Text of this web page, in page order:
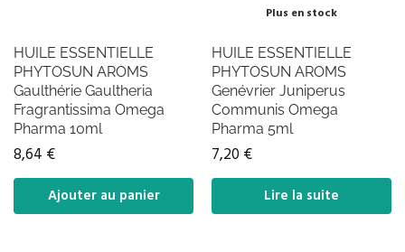
HUILE ESSENTIELLE
PHYTOSUN AROMS
Gaulthérie Gaultheria
Fragrantissima Omega
Pharma 10ml
8,64 €
Ajouter au panier
Plus en stock
HUILE ESSENTIELLE
PHYTOSUN AROMS
Genévrier Juniperus
Communis Omega
Pharma 5ml
7,20 €
Lire la suite